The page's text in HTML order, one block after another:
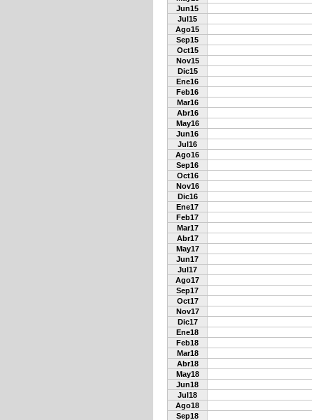
Jun15
Jul15
Ago15
Sep15
Oct15
Nov15
Dic15
Ene16
Feb16
Mar16
Abr16
May16
Jun16
Jul16
Ago16
Sep16
Oct16
Nov16
Dic16
Ene17
Feb17
Mar17
Abr17
May17
Jun17
Jul17
Ago17
Sep17
Oct17
Nov17
Dic17
Ene18
Feb18
Mar18
Abr18
May18
Jun18
Jul18
Ago18
Sep18